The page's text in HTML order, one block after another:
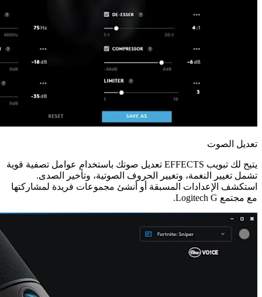
تعديل الصوت
يتيح لك تبويب EFFECTS تعديل صوتك باستخدام عوامل تصفية قوية
تشمل تغيير النغمة، وتغيير الحروف الصوتية، وتأخير الصدى.
استكشف الإعدادات المسبقة أو أنشئ مجموعات فريدة لمشاركتها
مع مجتمع Logitech G.